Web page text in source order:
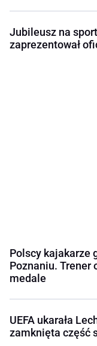
Jubileusz na
zaprezentował
Polscy kajakarze
Poznaniu. Trener
medale
UEFA ukarała
zamknięta część